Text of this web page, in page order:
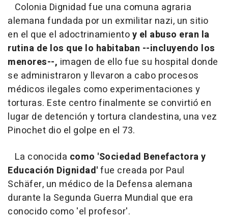
Colonia Dignidad fue una comuna agraria
alemana fundada por un exmilitar nazi, un sitio
en el que el adoctrinamientoy el abuso eran la
rutina de los que lo habitaban --incluyendo los
menores--, imagen de ello fue su hospital donde
se administraron y llevaron a cabo procesos
médicos ilegales como experimentaciones y
torturas. Este centro finalmente se convirtió en
lugar de detención y tortura clandestina, una vez
Pinochet dio el golpe en el 73.
La conocida como 'Sociedad Benefactora y
Educación Dignidad'fue creada por Paul
Schäfer, un médico de la Defensa alemana
durante la Segunda Guerra Mundial que era
conocido como 'el profesor'.